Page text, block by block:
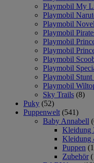
Playmobil My
Playmobil
Playmobil
Playmobil
Playmobil
Playmobil
Playmobil
Playmobil
Playmobil Stunt
Playmobil
Sky Trails (8)
Puky (52)
Puppenwelt (541)
Baby Annabell
Kleidung
Kleidung
Puppen
Zubehör